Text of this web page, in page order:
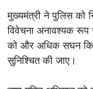
मुख्यमंत्री ने पुलिस को
विवेचना अनावश्यक रूप
को और अधिक सघन
सुनिश्चित की जाए।